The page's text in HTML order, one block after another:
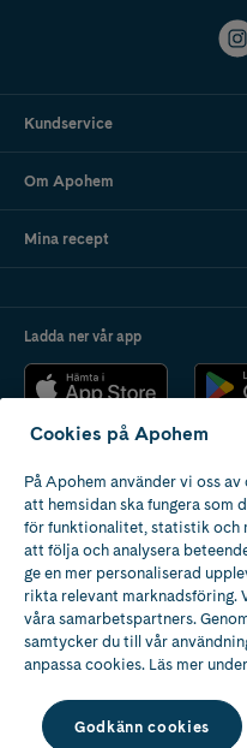
Kundservice
Om Apohem
Mina recept
Ladda ner vår app
Apotek med tillstånd
av Läkemedelsverket
Cookies på Apohem
På Apohem använder vi oss
att hemsidan ska fungera som
för funktionalitet, statistik och
att följa och analysera
ge en mer personaliserad
rikta relevant marknadsföring.
våra samarbetspartners.
samtycker du till vår
anpassa cookies. Läs mer
Godkänn cookies